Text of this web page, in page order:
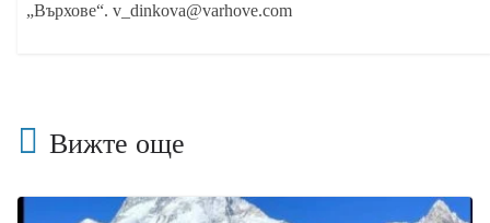
„Върхове“. v_dinkova@varhove.com
Вижте още